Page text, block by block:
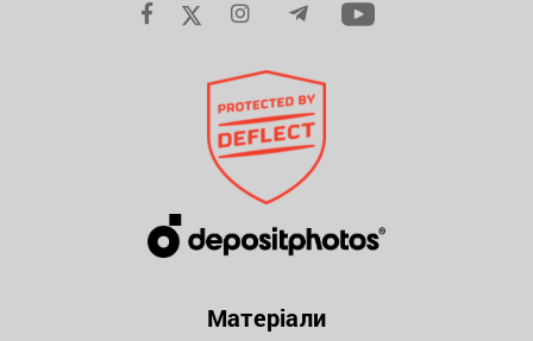
Матеріали